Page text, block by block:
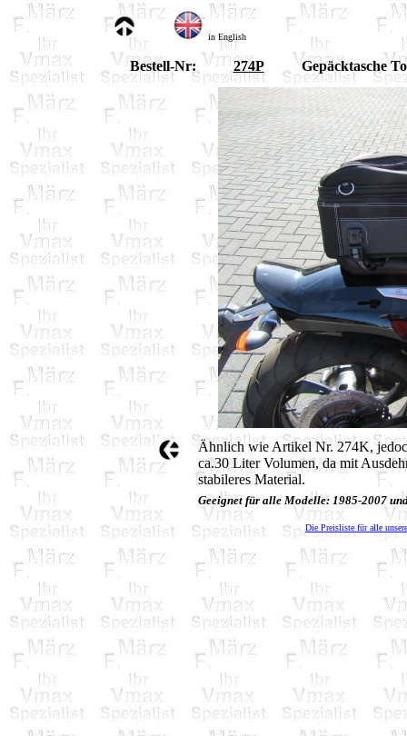
in English
Bestell-Nr: 274P Gepäcktasche
Ähnlich wie Artikel Nr. 274K,
ca.30 Liter Volumen, da mit
stabileres Material.
Geeignet für alle Modelle: 1985-2007
Die Preisliste für alle